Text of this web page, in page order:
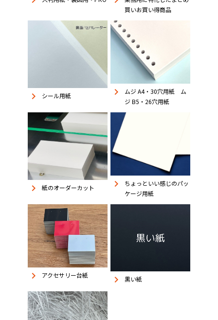
買いお買い得商品
keyboard_arrow_right シール用紙 keyboard_arrow_right
ムジ A4・30穴用紙 ム
ジ B5・26穴用紙
keyboard_arrow_right 紙のオーダーカット keyboard_arrow_right
ちょっといい感じのパッ
ケージ用紙
keyboard_arrow_right アクセサリー台紙 keyboard_arrow_right 黒い紙